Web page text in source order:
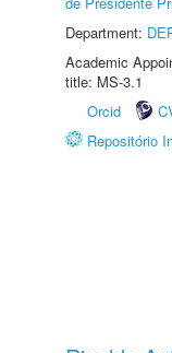
Department:
Academic
title: MS-3.1
Orcid
Repositório